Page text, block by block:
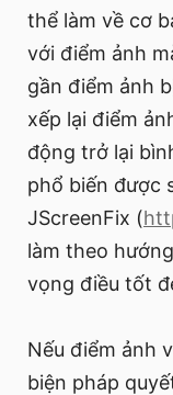
thể làm về cơ
với điểm ảnh
gần điểm ảnh
xếp lại điểm
động trở lại
phổ biến được
JScreenFix (
làm theo
vọng điều tốt
Nếu điểm ảnh
biện pháp